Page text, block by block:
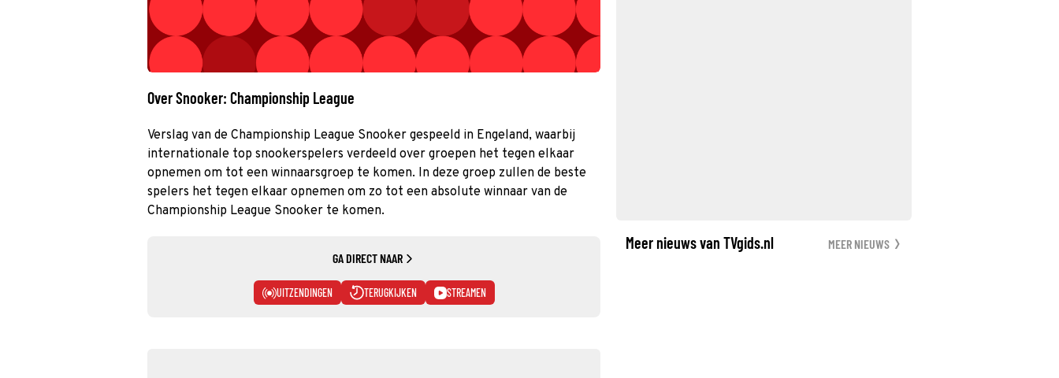
Over Snooker: Championship League
Verslag van de Championship League Snooker gespeeld in Engeland, waarbij
internationale top snookerspelers verdeeld over groepen het tegen elkaar
opnemen om tot een winnaarsgroep te komen. In deze groep zullen de beste
spelers het tegen elkaar opnemen om zo tot een absolute winnaar van de
Championship League Snooker te komen.
GA DIRECT NAAR
UITZENDINGEN TERUGKIJKEN STREAMEN
Meer nieuws van TVgids.nl MEER NIEUWS